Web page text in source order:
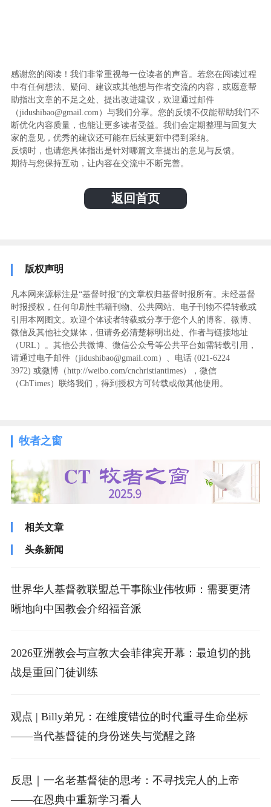
感谢您的阅读！我们非常重视每一位读者的声音。若您在阅读过程
中有任何想法、疑问、建议或其他想与作者交流的内容，或愿意帮
助指出文章的不足之处、提出改进建议，欢迎通过邮件
（jidushibao@gmail.com）与我们分享。您的反馈不仅能帮助我们不
断优化内容质量，也能让更多读者受益。我们会定期整理与回复大
家的意见，优秀的建议还可能在后续更新中得到采纳。
反馈时，也请您具体指出是针对哪篇文章提出的意见与反馈。
期待与您保持互动，让内容在交流中不断完善。
返回首页
版权声明
凡本网来源标注是“基督时报”的文章权归基督时报所有。未经基督
时报授权，任何印刷性书籍刊物、公共网站、电子刊物不得转载或
引用本网图文。欢迎个体读者转载或分享于您个人的博客、微博、
微信及其他社交媒体，但请务必清楚标明出处、作者与链接地址
（URL）。其他公共微博、微信公众号等公共平台如需转载引用，
请通过电子邮件（jidushibao@gmail.com）、电话 (021-6224
3972) ‬或微博（http://weibo.com/cnchristiantimes），微信
（ChTimes）联络我们，得到授权方可转载或做其他使用。
牧者之窗
相关文章
头条新闻
世界华人基督教联盟总干事陈业伟牧师：需要更清
晰地向中国教会介绍福音派
2026亚洲教会与宣教大会菲律宾开幕：最迫切的挑
战是重回门徒训练
观点 | Billy弟兄：在维度错位的时代重寻生命坐标
——当代基督徒的身份迷失与觉醒之路
反思｜一名老基督徒的思考：不寻找完人的上帝
——在恩典中重新学习看人